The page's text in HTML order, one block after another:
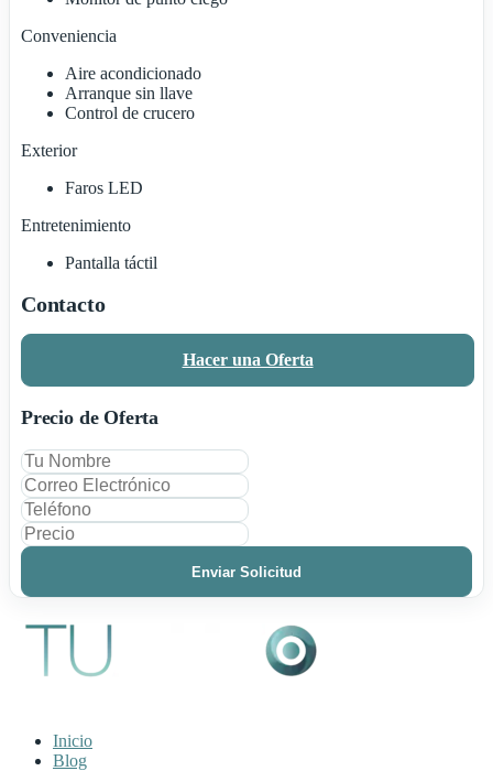
Conveniencia
Aire acondicionado
Arranque sin llave
Control de crucero
Exterior
Faros LED
Entretenimiento
Pantalla táctil
Contacto
Hacer una Oferta
Precio de Oferta
Enviar Solicitud
Inicio
Blog